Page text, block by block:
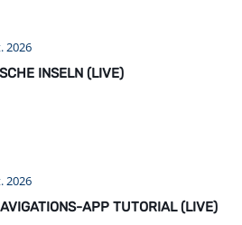
2026
INSELN (LIVE)
2026
APP TUTORIAL (LIVE)